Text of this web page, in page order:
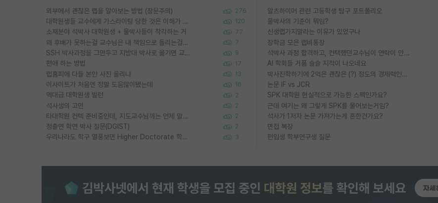
외부에서 괜찮은 랩을 알아보는 방법 (장문주의) 276
대학원생들 교수에게 가스라이팅 당한 것은 이해가 갑니다. 안타깝네요. 120
소재분야 석박사 대학원생 + 물박사들이 착각하는 거 77
왜 후배가 못하는걸 교수님은 내 책임으로 돌리는걸까요? 7
SSH 박사과정을 그만두고 지방대 박사로 옮기면 교수의 꿈은 끝일까요? 9
편애 하는 방법 17
랩홈피에 다들 본인 사진 올리냐 13
이사이트가 처음엔 정말 도움많이됐는데 16
역대급 대학원생 빌런 2
석사생의 고민 2
타대학원 컨텍 준비중인데, 지도교수님께는 언제 말씀드려야 할까요? 2
정출연 학연 박사 질문(DGIST) 2
우리나라도 학구 열풍보면 Higher Doctorate 학위가 필요하다고 봅니다. 3
알츠하이머 관련 고등학생 탐구 포트폴리오
물박사의 기준이 뭐임?
신생랩가지말라는 이유가 있었구나
장학금 모은 랩비통장
석박사 과정 합격하고, 컨택했던교수님이 연락이 안됩니다...
AI 학회들 거품 슬슬 지적이 나오네요
박사진학하기에 2억은 괜찮은 (?) 정도의 경제력인가요
논문 IF vs JCR
SPK 대학원 현실적으로 가능한 스펙인가요?
근데 여기는 왜 그렇게 SPK를 물어보는거임?
석사가 1저자 논문 가져가는게 흔한건가요?
면접 복장
편입생 학부연구생 질문